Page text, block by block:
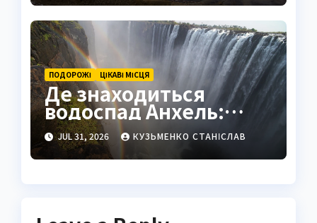
ПОДОРОЖІ ЦІКАВІ МІСЦЯ
Де знаходиться
водоспад Анхель:
повний гід по
найвищому
водоспаду світу
JUL 31, 2026 КУЗЬМЕНКО СТАНІСЛАВ